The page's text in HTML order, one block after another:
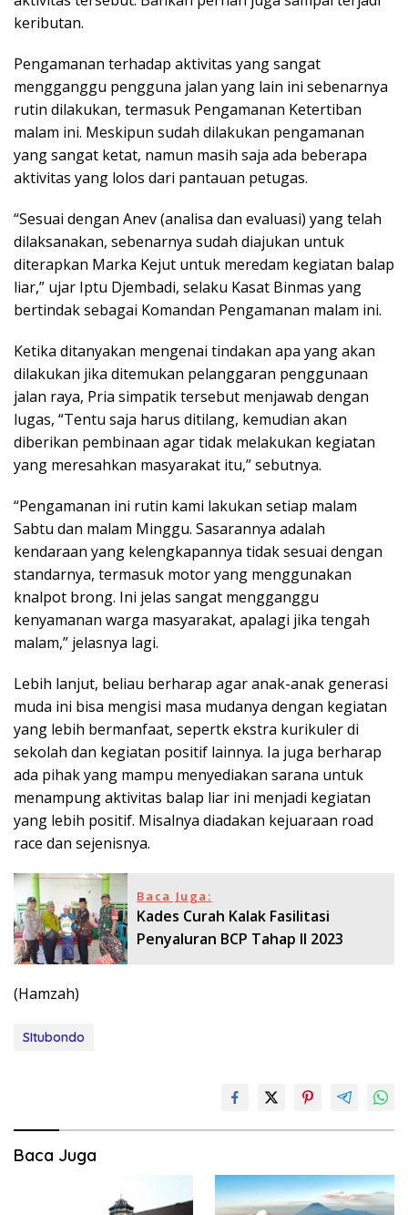
keributan.
Pengamanan terhadap aktivitas yang sangat
mengganggu pengguna jalan yang lain ini sebenarnya
rutin dilakukan, termasuk Pengamanan Ketertiban
malam ini. Meskipun sudah dilakukan pengamanan
yang sangat ketat, namun masih saja ada beberapa
aktivitas yang lolos dari pantauan petugas.
“Sesuai dengan Anev (analisa dan evaluasi) yang telah
dilaksanakan, sebenarnya sudah diajukan untuk
diterapkan Marka Kejut untuk meredam kegiatan balap
liar,” ujar Iptu Djembadi, selaku Kasat Binmas yang
bertindak sebagai Komandan Pengamanan malam ini.
Ketika ditanyakan mengenai tindakan apa yang akan
dilakukan jika ditemukan pelanggaran penggunaan
jalan raya, Pria simpatik tersebut menjawab dengan
lugas, “Tentu saja harus ditilang, kemudian akan
diberikan pembinaan agar tidak melakukan kegiatan
yang meresahkan masyarakat itu,” sebutnya.
“Pengamanan ini rutin kami lakukan setiap malam
Sabtu dan malam Minggu. Sasarannya adalah
kendaraan yang kelengkapannya tidak sesuai dengan
standarnya, termasuk motor yang menggunakan
knalpot brong. Ini jelas sangat mengganggu
kenyamanan warga masyarakat, apalagi jika tengah
malam,” jelasnya lagi.
Lebih lanjut, beliau berharap agar anak-anak generasi
muda ini bisa mengisi masa mudanya dengan kegiatan
yang lebih bermanfaat, sepertk ekstra kurikuler di
sekolah dan kegiatan positif lainnya. Ia juga berharap
ada pihak yang mampu menyediakan sarana untuk
menampung aktivitas balap liar ini menjadi kegiatan
yang lebih positif. Misalnya diadakan kejuaraan road
race dan sejenisnya.
Baca Juga:
Kades Curah Kalak Fasilitasi
Penyaluran BCP Tahap II 2023
(Hamzah)
SItubondo
Baca Juga